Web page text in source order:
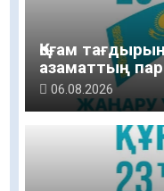
Қоғам
азаматтың
06.08.2026